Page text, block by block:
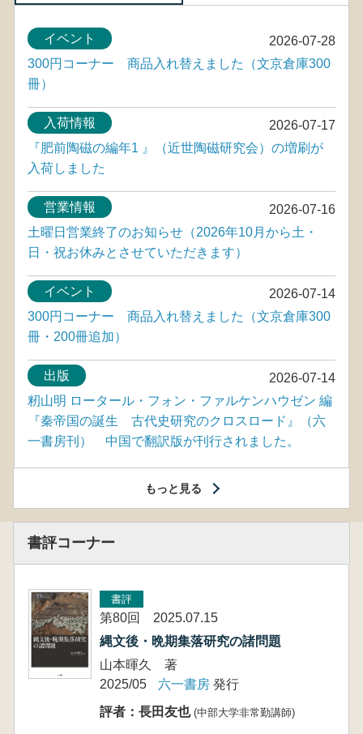
2026-07-28
イベント
300円コーナー 商品入れ替えました（文京倉庫300
冊）
2026-07-17
入荷情報
『肥前陶磁の編年1 』（近世陶磁研究会）の増刷が
入荷しました
2026-07-16
営業情報
土曜日営業終了のお知らせ（2026年10月から土・
日・祝お休みとさせていただきます）
2026-07-14
イベント
300円コーナー 商品入れ替えました（文京倉庫300
冊・200冊追加）
2026-07-14
出版
籾山明 ロータール・フォン・ファルケンハウゼン 編
『秦帝国の誕生 古代史研究のクロスロード』（六
一書房刊） 中国で翻訳版が刊行されました。
もっと見る
書評コーナー
書評
第80回 2025.07.15
縄文後・晩期集落研究の諸問題
山本暉久 著
2025/05
六一書房 発行
評者：長田友也 (中部大学非常勤講師)